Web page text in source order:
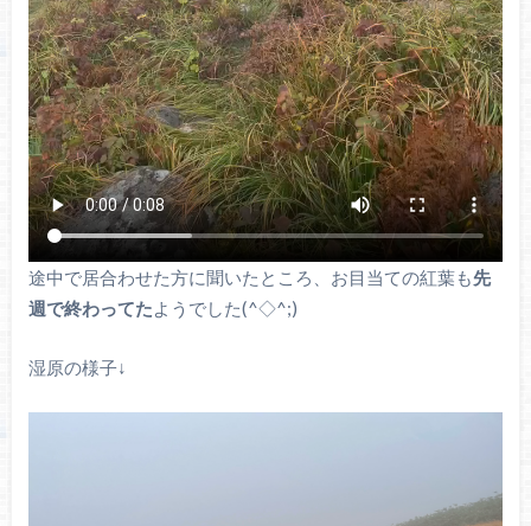
途中で居合わせた方に聞いたところ、お目当ての紅葉も先
週で終わってたようでした(^◇^;)
湿原の様子↓